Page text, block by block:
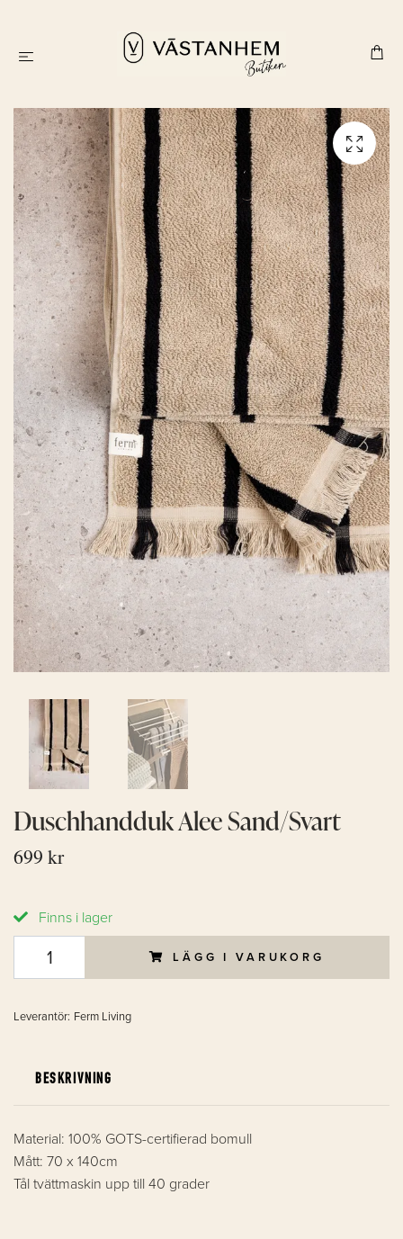
Duschhandduk Alee Sand/Svart
699 kr
Finns i lager
LÄGG I VARUKORG
Leverantör: Ferm Living
BESKRIVNING
Material: 100% GOTS-certifierad bomull
Mått: 70 x 140cm
Tål tvättmaskin upp till 40 grader